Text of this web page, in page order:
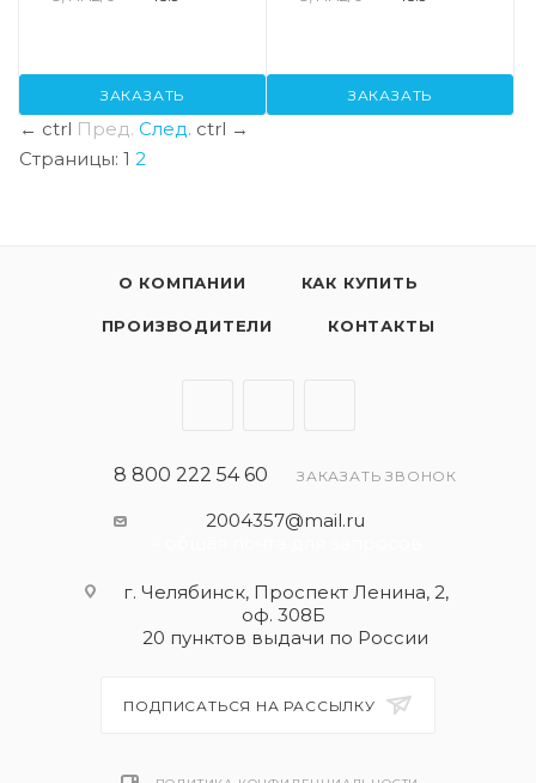
ЗАКАЗАТЬ ЗАКАЗАТЬ
← ctrl Пред. След. ctrl →
Страницы: 1 2
О КОМПАНИИ КАК КУПИТЬ
ПРОИЗВОДИТЕЛИ КОНТАКТЫ
8 800 222 54 60 ЗАКАЗАТЬ ЗВОНОК
2004357@mail.ru
г. Челябинск, Проспект Ленина, 2,
оф. 308Б
20 пунктов выдачи по России
ПОДПИСАТЬСЯ НА РАССЫЛКУ